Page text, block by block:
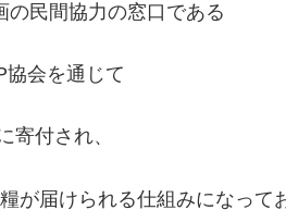
の民間協力の窓口である
協会を通じて
寄付され、
が届けられる仕組みになって